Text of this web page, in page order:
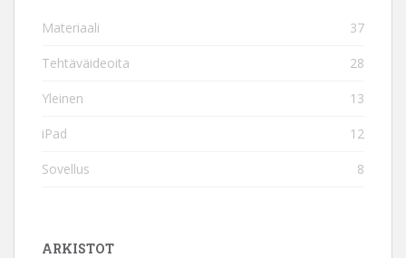
Materiaali 37
Tehtäväideoita 28
Yleinen 13
iPad 12
Sovellus 8
ARKISTOT